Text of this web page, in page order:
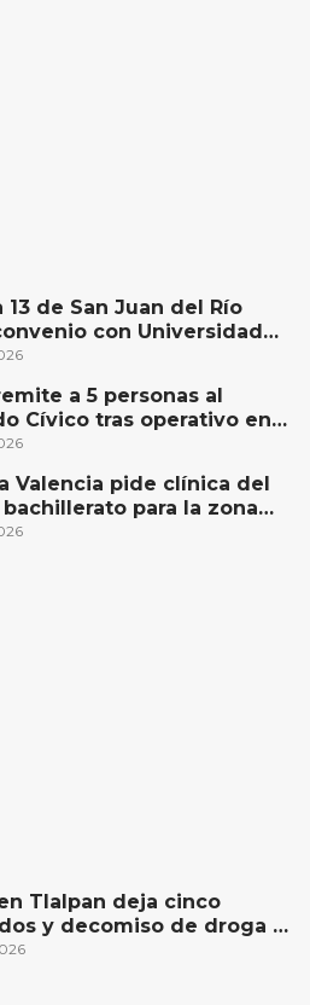
13 de San Juan del Río
con Universidad
del Bajío para recibir
a 5 personas al
Cívico tras operativo en
del Río
Valencia pide clínica del
bachillerato para la zona
San Juan del Río
Tlalpan deja cinco
y decomiso de droga y